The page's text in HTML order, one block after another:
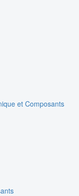
et Composants